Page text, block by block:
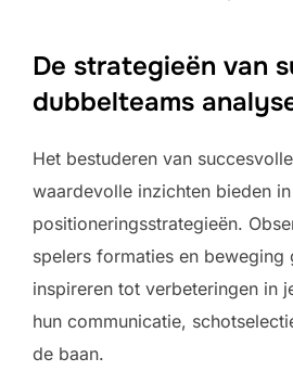
De strategieën van
dubbelteams
Het bestuderen van
waardevolle inzichten bieden
positioneringsstrategieën.
spelers formaties en beweging
inspireren tot verbeteringen in
hun communicatie,
de baan.